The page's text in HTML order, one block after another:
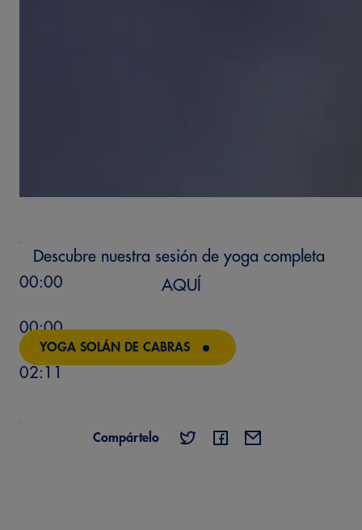
00:00
00:00
02:11
Descubre nuestra sesión de yoga completa
AQUÍ
YOGA SOLÁN DE CABRAS
Compártelo